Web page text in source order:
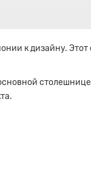
к дизайну. Этот